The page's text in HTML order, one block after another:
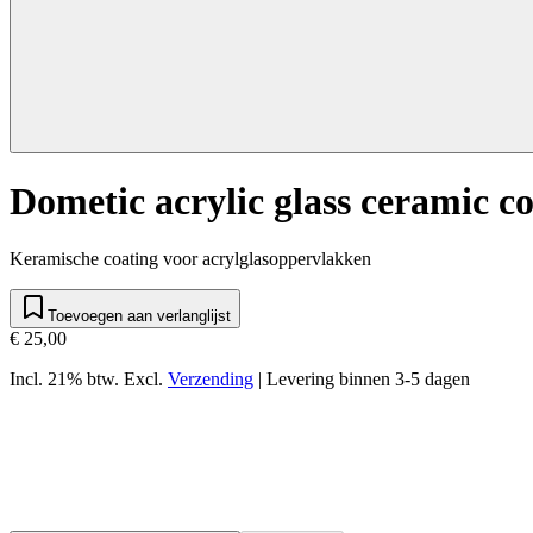
Dometic acrylic glass ceramic
Keramische coating voor acrylglasoppervlakken
Toevoegen aan verlanglijst
€ 25,00
Incl. 21% btw. Excl. Verzending | Levering binnen 3-5 dagen